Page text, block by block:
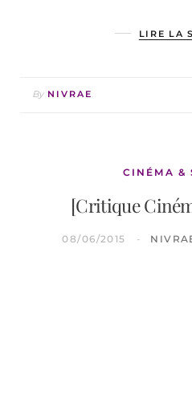
LIRE LA
By NIVRAE
CINÉMA &
[Critique
08/06/2015